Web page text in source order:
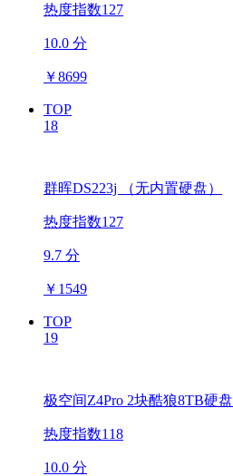
热度指数127
10.0 分
￥8699
TOP
18
群晖DS223j （无内置硬盘）
热度指数127
9.7 分
￥ 1549
TOP
19
极空间Z4Pro 2块酷狼8TB硬盘
热度指数118
10.0 分